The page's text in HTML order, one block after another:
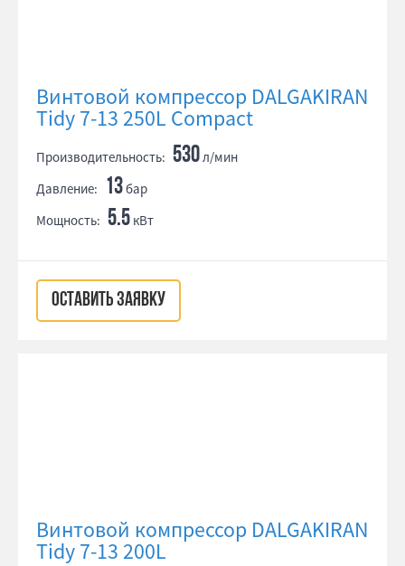
Винтовой компрессор DALGAKIRAN
Tidy 7-13 250L Compact
Производительность: 530л/мин
Давление: 13бар
Мощность: 5.5 кВт
ОСТАВИТЬ ЗАЯВКУ
Винтовой компрессор DALGAKIRAN
Tidy 7-13 200L